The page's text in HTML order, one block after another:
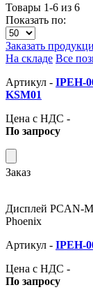
Товары 1-6 из 6
Показать по:
Заказать
На складе Все
Артикул - IPEH-
KSM01
Цена с НДС -
По запросу
Заказ
Дисплей PCAN-
Phoenix
Артикул - IPEH-
Цена с НДС -
По запросу